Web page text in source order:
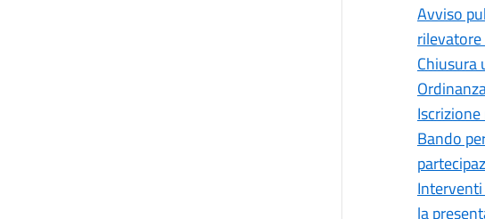
Avviso
Chiusura
Bando
la